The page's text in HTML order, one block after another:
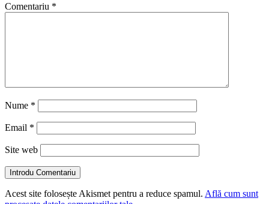
Comentariu *
Nume *
Email *
Site web
Introdu Comentariu
Acest site folosește Akismet pentru a reduce spamul. Află cum sunt